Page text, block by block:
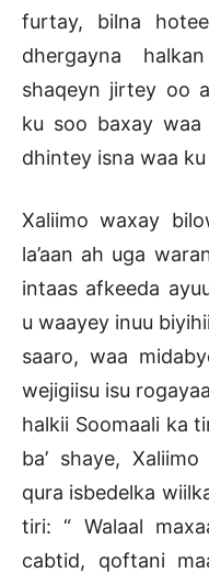
furtay, bilna
dhergayna
shaqeyn jirtey oo
ku soo baxay
dhintey isna waa
Xaliimo waxay
la’aan ah uga
intaas afkeeda
u waayey inuu
saaro, waa
wejigiisu isu
halkii Soomaali ka
ba’ shaye,
qura isbedelka
tiri: “ Walaal
cabtid, qoftani